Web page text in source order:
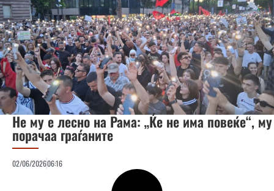
Не му е лесно на Рама: „Ќе не има повеќе“, му
порачаа граѓаните
02/06/202606:16